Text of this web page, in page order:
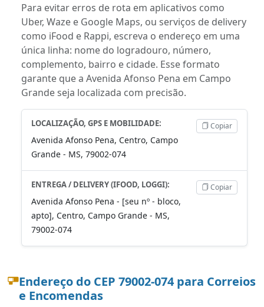
Para evitar erros de rota em aplicativos como
Uber, Waze e Google Maps, ou serviços de delivery
como iFood e Rappi, escreva o endereço em uma
única linha: nome do logradouro, número,
complemento, bairro e cidade. Esse formato
garante que a Avenida Afonso Pena em Campo
Grande seja localizada com precisão.
LOCALIZAÇÃO, GPS E MOBILIDADE:
Avenida Afonso Pena, Centro, Campo
Grande - MS, 79002-074
Copiar
ENTREGA / DELIVERY (IFOOD, LOGGI):
Avenida Afonso Pena - [seu nº - bloco,
apto], Centro, Campo Grande - MS,
79002-074
Copiar
Endereço do CEP 79002-074 para Correios
e Encomendas